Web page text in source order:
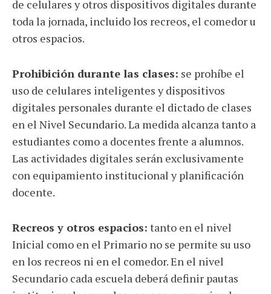
de celulares y otros dispositivos digitales durante
toda la jornada, incluido los recreos, el comedor u
otros espacios.
Prohibición durante las clases: se prohíbe el
uso de celulares inteligentes y dispositivos
digitales personales durante el dictado de clases
en el Nivel Secundario. La medida alcanza tanto a
estudiantes como a docentes frente a alumnos.
Las actividades digitales serán exclusivamente
con equipamiento institucional y planificación
docente.
Recreos y otros espacios: tanto en el nivel
Inicial como en el Primario no se permite su uso
en los recreos ni en el comedor. En el nivel
Secundario cada escuela deberá definir pautas